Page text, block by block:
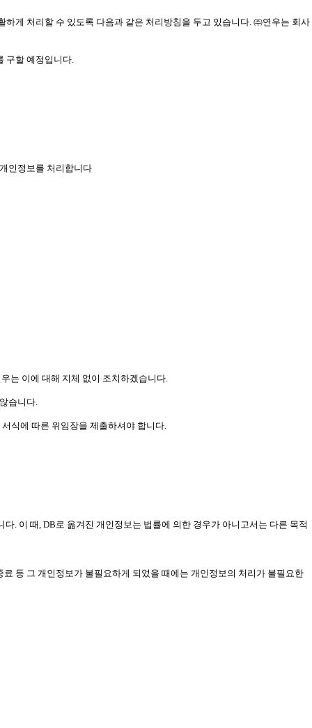
게 처리할 수 있도록 다음과 같은 처리방침을 두고 있습니다. ㈜연우는 회사
구할 예정입니다.
인정보를 처리합니다
는 이에 대해 지체 없이 조치하겠습니다.
습니다.
식에 따른 위임장을 제출하셔야 합니다.
. 이 때, DB로 옮겨진 개인정보는 법률에 의한 경우가 아니고서는 다른 목적
등 그 개인정보가 불필요하게 되었을 때에는 개인정보의 처리가 불필요한